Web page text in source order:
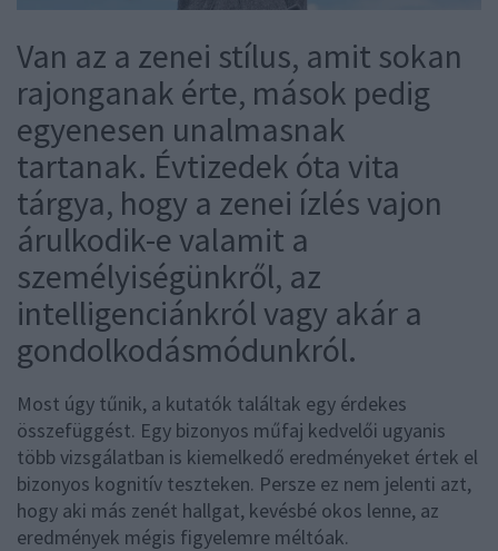
Van az a zenei stílus, amit sokan
rajonganak érte, mások pedig
egyenesen unalmasnak
tartanak. Évtizedek óta vita
tárgya, hogy a zenei ízlés vajon
árulkodik-e valamit a
személyiségünkről, az
intelligenciánkról vagy akár a
gondolkodásmódunkról.
Most úgy tűnik, a kutatók találtak egy érdekes
összefüggést. Egy bizonyos műfaj kedvelői ugyanis
több vizsgálatban is kiemelkedő eredményeket értek el
bizonyos kognitív teszteken. Persze ez nem jelenti azt,
hogy aki más zenét hallgat, kevésbé okos lenne, az
eredmények mégis figyelemre méltóak.